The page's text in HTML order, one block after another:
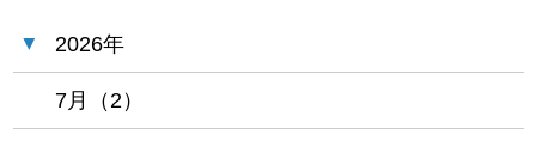
2026年
7月（2）